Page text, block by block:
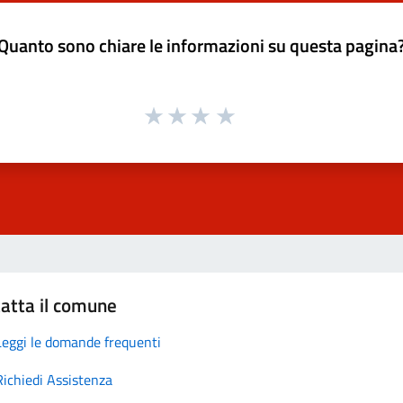
sono chiare le informazioni su questa
il comune
le domande frequenti
Assistenza